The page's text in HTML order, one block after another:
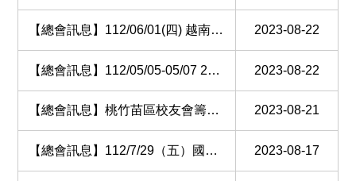
【總會訊息】112/06/01(四) 越南國立國民經濟大學參訪校友企業及與台科大簽合作意向書 2023-08-22
【總會訊息】112/05/05-05/07 2023金門單車遊活動 2023-08-22
【總會訊息】桃竹苗區校友會籌備委員會正式成立 2023-08-21
【總會訊息】112/7/29（五）國立台灣科技大學校友總會第十二屆理監事例行聯誼活動 城市登山趣 2023-08-17